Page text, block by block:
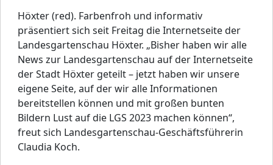
Höxter (red). Farbenfroh und informativ
präsentiert sich seit Freitag die Internetseite der
Landesgartenschau Höxter. „Bisher haben wir alle
News zur Landesgartenschau auf der Internetseite
der Stadt Höxter geteilt – jetzt haben wir unsere
eigene Seite, auf der wir alle Informationen
bereitstellen können und mit großen bunten
Bildern Lust auf die LGS 2023 machen können“,
freut sich Landesgartenschau-Geschäftsführerin
Claudia Koch.